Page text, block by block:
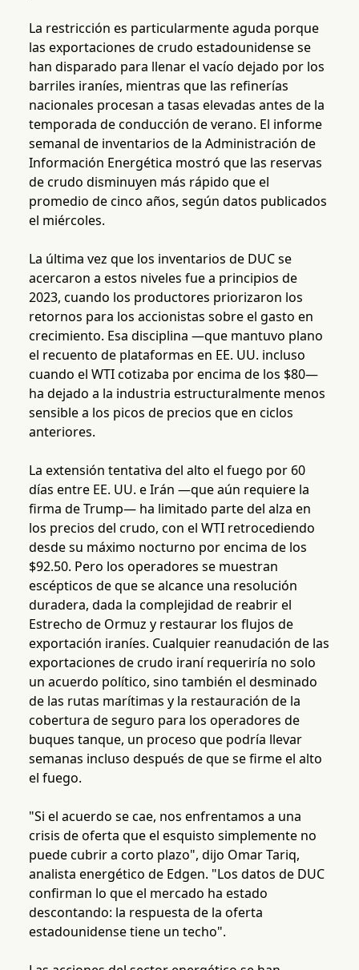
La restricción es particularmente aguda porque
las exportaciones de crudo estadounidense se
han disparado para llenar el vacío dejado por los
barriles iraníes, mientras que las refinerías
nacionales procesan a tasas elevadas antes de la
temporada de conducción de verano. El informe
semanal de inventarios de la Administración de
Información Energética mostró que las reservas
de crudo disminuyen más rápido que el
promedio de cinco años, según datos publicados
el miércoles.
La última vez que los inventarios de DUC se
acercaron a estos niveles fue a principios de
2023, cuando los productores priorizaron los
retornos para los accionistas sobre el gasto en
crecimiento. Esa disciplina —que mantuvo plano
el recuento de plataformas en EE. UU. incluso
cuando el WTI cotizaba por encima de los $80—
ha dejado a la industria estructuralmente menos
sensible a los picos de precios que en ciclos
anteriores.
La extensión tentativa del alto el fuego por 60
días entre EE. UU. e Irán —que aún requiere la
firma de Trump— ha limitado parte del alza en
los precios del crudo, con el WTI retrocediendo
desde su máximo nocturno por encima de los
$92.50. Pero los operadores se muestran
escépticos de que se alcance una resolución
duradera, dada la complejidad de reabrir el
Estrecho de Ormuz y restaurar los flujos de
exportación iraníes. Cualquier reanudación de las
exportaciones de crudo iraní requeriría no solo
un acuerdo político, sino también el desminado
de las rutas marítimas y la restauración de la
cobertura de seguro para los operadores de
buques tanque, un proceso que podría llevar
semanas incluso después de que se firme el alto
el fuego.
"Si el acuerdo se cae, nos enfrentamos a una
crisis de oferta que el esquisto simplemente no
puede cubrir a corto plazo", dijo Omar Tariq,
analista energético de Edgen. "Los datos de DUC
confirman lo que el mercado ha estado
descontando: la respuesta de la oferta
estadounidense tiene un techo".